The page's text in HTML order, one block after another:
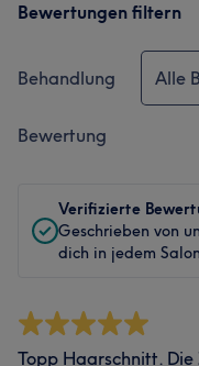
Bewertungen filtern
Behandlung Alle
Bewertung
Verifizierte
Geschrieben von
dich in jedem
Topp Haarschnitt.